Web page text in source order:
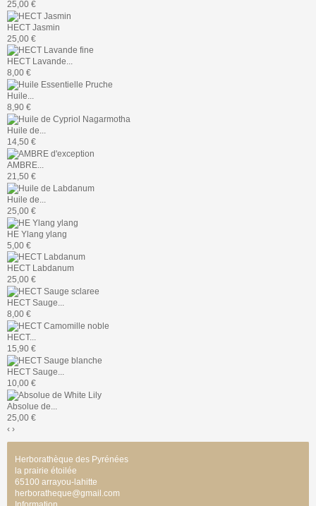
25,00 €
HECT Jasmin
25,00 €
HECT Lavande...
8,00 €
Huile...
8,90 €
Huile de...
14,50 €
AMBRE...
21,50 €
Huile de...
25,00 €
HE Ylang ylang
5,00 €
HECT Labdanum
25,00 €
HECT Sauge...
8,00 €
HECT...
15,90 €
HECT Sauge...
10,00 €
Absolue de...
25,00 €
‹ ›
Herborathèque des Pyrénées
la prairie étoilée
65100 arrayou-lahitte
herboratheque@gmail.com